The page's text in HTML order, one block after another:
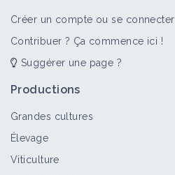
Créer un compte ou se connecter
Contribuer ? Ça commence ici !
Suggérer une page ?
Productions
Grandes cultures
Élevage
Viticulture